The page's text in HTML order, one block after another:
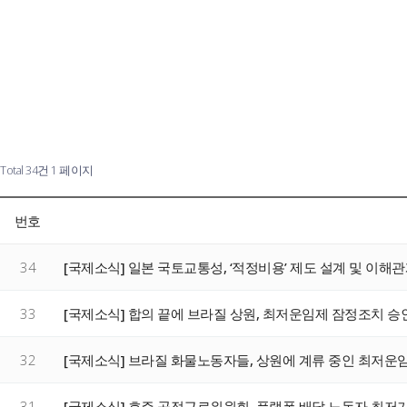
Total 34건 1 페이지
번호
34 [국제소식] 일본 국토교통성, ‘적정비용’ 제도 설계 및 이해
33 [국제소식] 합의 끝에 브라질 상원, 최저운임제 잠정조치 승
32 [국제소식] 브라질 화물노동자들, 상원에 계류 중인 최저